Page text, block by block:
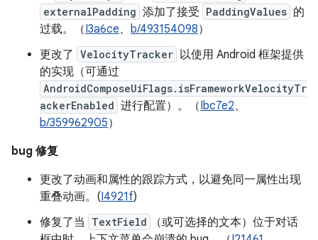
externalPadding 添加了接受 PaddingValues 的
过载。（I3a6ce、 b/493154098）
更改了 VelocityTracker 以使用 Android 框架提供
的实现（可通过
AndroidComposeUiFlags.isFrameworkVelocityTr
ackerEnabled 进行配置）。（Ibc7e2、
b/359962905）
bug 修复
更改了动画和属性的跟踪方式，以避免同一属性出现
重叠动画。(I4921f)
修复了当
TextField
（或可选择的文本）位于对话